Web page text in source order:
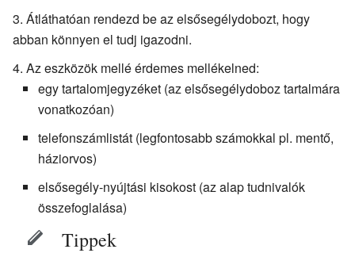
Átláthatóan rendezd be az elsősegélydobozt, hogy
abban könnyen el tudj igazodni.
Az eszközök mellé érdemes mellékelned:
egy tartalomjegyzéket (az elsősegélydoboz tartalmára
vonatkozóan)
telefonszámlistát (legfontosabb számokkal pl. mentő,
háziorvos)
elsősegély-nyújtási kisokost (az alap tudnivalók
összefoglalása)
Tippek